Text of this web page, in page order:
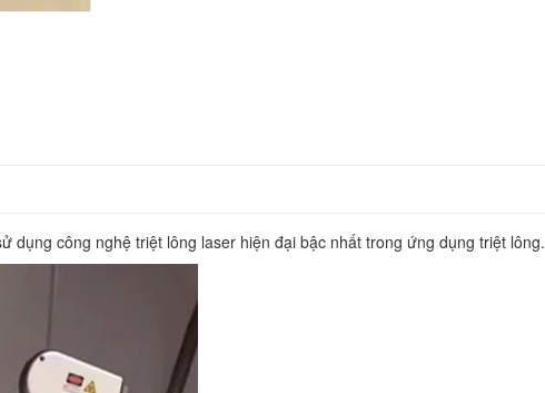
dụng công nghệ triệt lông laser hiện đại bậc nhất trong ứng dụng triệt lông.